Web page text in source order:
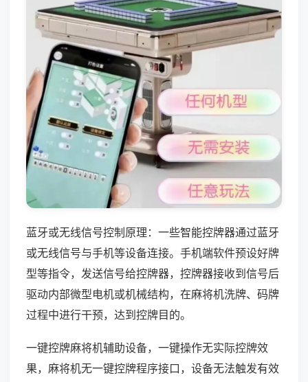
蓝牙或无线信号控制原理：一些智能控牌器通过蓝牙
或无线信号与手机等设备连接。手机端软件预设好牌
型等指令，发送信号给控牌器，控牌器接收到信号后
驱动内部微型电机或机械结构，在麻将机洗牌、码牌
过程中进行干预，达到控牌目的。
一键控牌麻将机辅助设备，一键操作无实际控牌效
果，麻将机无一键控牌程序接口，设备无法触发有效